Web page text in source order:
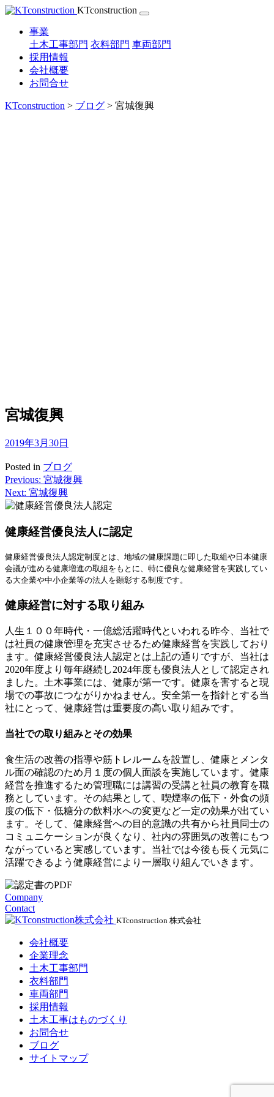
Skip
content
KTconstruction
事業
土木工事部門 衣料部門 車両部門
採用情報
会社概要
お問合せ
KTconstruction > ブログ > 宮城復興
宮城復興
2019年3月30日
Posted in ブログ
投
稿
ナ
ビ
ゲ
ー
シ
ン
Previous: 宮城復興
Next: 宮城復興
健康経営優良法人に認定
健康経営優良法人認定制度とは、地域の健康課題に即した取組や日本健康
会議が進める健康増進の取組をもとに、特に優良な健康経営を実践してい
る大企業や中小企業等の法人を顕彰する制度です。
健康経営に対する取り組み
人生１００年時代・一億総活躍時代といわれる昨今、当社で
は社員の健康管理を充実させるため健康経営を実践しており
ます。健康経営優良法人認定とは上記の通りですが、当社は
2020年度より毎年継続し2024年度も優良法人として認定され
ました。土木事業には、健康が第一です。健康を害すると現
場での事故につながりかねません。安全第一を指針とする当
社にとって、健康経営は重要度の高い取り組みです。
当社での取り組みとその効果
食生活の改善の指導や筋トレルームを設置し、健康とメンタ
ル面の確認のため月１度の個人面談を実施しています。健康
経営を推進するため管理職には講習の受講と社員の教育を職
務としています。その結果として、喫煙率の低下・外食の頻
度の低下・低糖分の飲料水への変更など一定の効果が出てい
ます。そして、健康経営への目的意識の共有から社員同士の
コミュニケーションが良くなり、社内の雰囲気の改善にもつ
ながっていると実感しています。当社では今後も長く元気に
活躍できるよう健康経営により一層取り組んでいきます。
Company
Contact
KTconstruction 株式会社
会社概要
企業理念
土木工事部門
衣料部門
車両部門
採用情報
土木工事はものづくり
お問合せ
ブログ
サイトマップ